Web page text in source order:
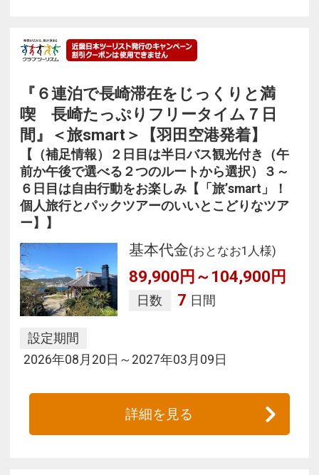
『６連泊で長崎滞在をじっくりと満
喫 長崎たっぷりフリータイム７日
間』＜旅smart＞【羽田空港発着】
【（補足情報）２日目は半日バス観光付き（午
前か午後で選べる２つのルートから選択）３～
６日目は自由行動をお楽しみ【「旅’smart」！
個人旅行とパックツアーのいいとこどりなツア
ー】】
基本代金(おとなお1人様)
89,900円～104,900円
日数 7 日間
設定期間
2026年08月20日～2027年03月09日
詳細を見る